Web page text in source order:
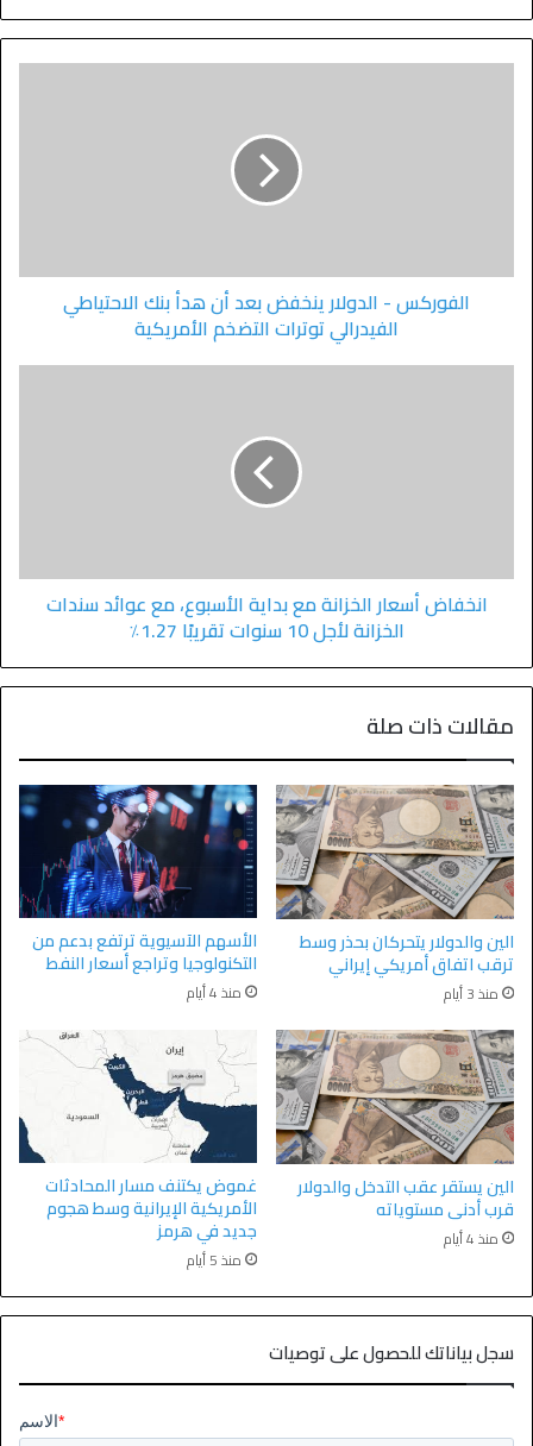
الفوركس - الدولار ينخفض ​​بعد أن هدأ بنك الاحتياطي
الفيدرالي توترات التضخم الأمريكية
انخفاض أسعار الخزانة مع بداية الأسبوع، مع عوائد سندات
الخزانة لأجل 10 سنوات تقريبًا 1.27٪
مقالات ذات صلة
الين والدولار يتحركان بحذر وسط
ترقب اتفاق أمريكي إيراني
منذ 3 أيام
الأسهم الآسيوية ترتفع بدعم من
التكنولوجيا وتراجع أسعار النفط
منذ 4 أيام
الين يستقر عقب التدخل والدولار
قرب أدنى مستوياته
منذ 4 أيام
غموض يكتنف مسار المحادثات
الأمريكية الإيرانية وسط هجوم
جديد في هرمز
منذ 5 أيام
سجل بياناتك للحصول على توصيات